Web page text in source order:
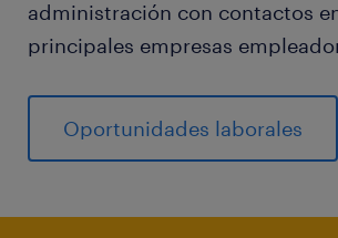
administración con contactos
principales empresas
Oportunidades laborales